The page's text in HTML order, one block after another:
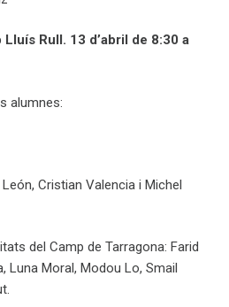
Rull. 13 d’abril de 8:30 a
alumnes:
Cristian Valencia i Michel
del Camp de Tarragona: Farid
Luna Moral, Modou Lo, Smail